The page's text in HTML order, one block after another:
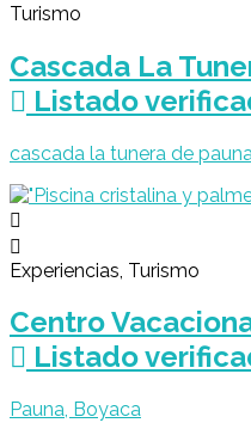
Turismo
Cascada La
Listado
cascada la tunera de
Experiencias, Turismo
Centro
Listado
Pauna, Boyaca